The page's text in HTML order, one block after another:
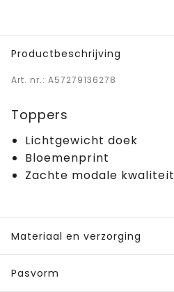
Productbeschrijving
Art. nr.: A57279136278
Toppers
Lichtgewicht doek
Bloemenprint
Zachte modale kwaliteit
Materiaal en verzorging
Pasvorm